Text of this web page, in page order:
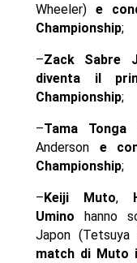
Wheeler) e
Championship;
–Zack Sabre
diventa il
Championship;
–Tama Tonga
Andersone
Championship;
– Keiji Muto,
Umino hanno
Japon (Tetsuya
match di Muto